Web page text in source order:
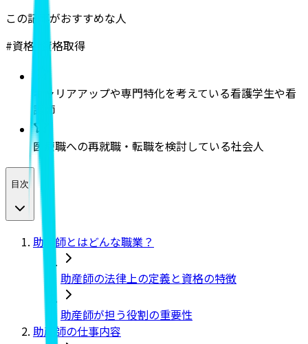
この記事がおすすめな人
#資格 資格取得
キャリアアップや専門特化を考えている看護学生や看
護師
医療職への再就職・転職を検討している社会人
目次
助産師とはどんな職業？
助産師の法律上の定義と資格の特徴
助産師が担う役割の重要性
助産師の仕事内容